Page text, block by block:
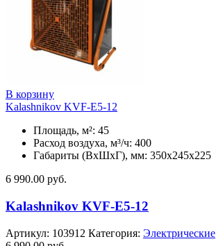
В корзину
Kalashnikov KVF-E5-12
Площадь, м²: 45
Расход воздуха, м³/ч: 400
Габариты (ВхШхГ), мм: 350x245x225
6 990.00 руб.
Kalashnikov KVF-E5-12
Артикул: 103912 Категория: Электрические